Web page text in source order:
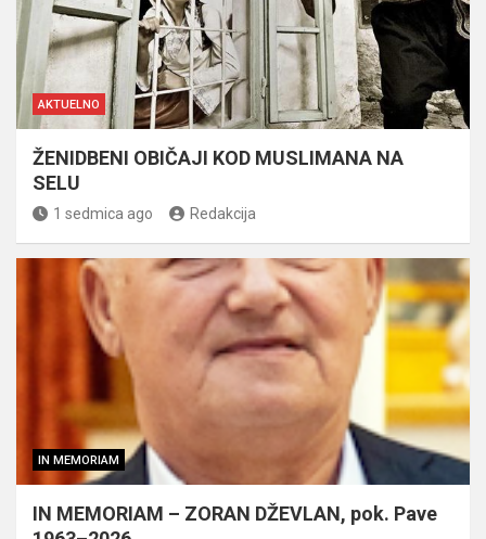
AKTUELNO
ŽENIDBENI OBIČAJI KOD MUSLIMANA NA
SELU
1 sedmica ago Redakcija
IN MEMORIAM
IN MEMORIAM – ZORAN DŽEVLAN, pok. Pave